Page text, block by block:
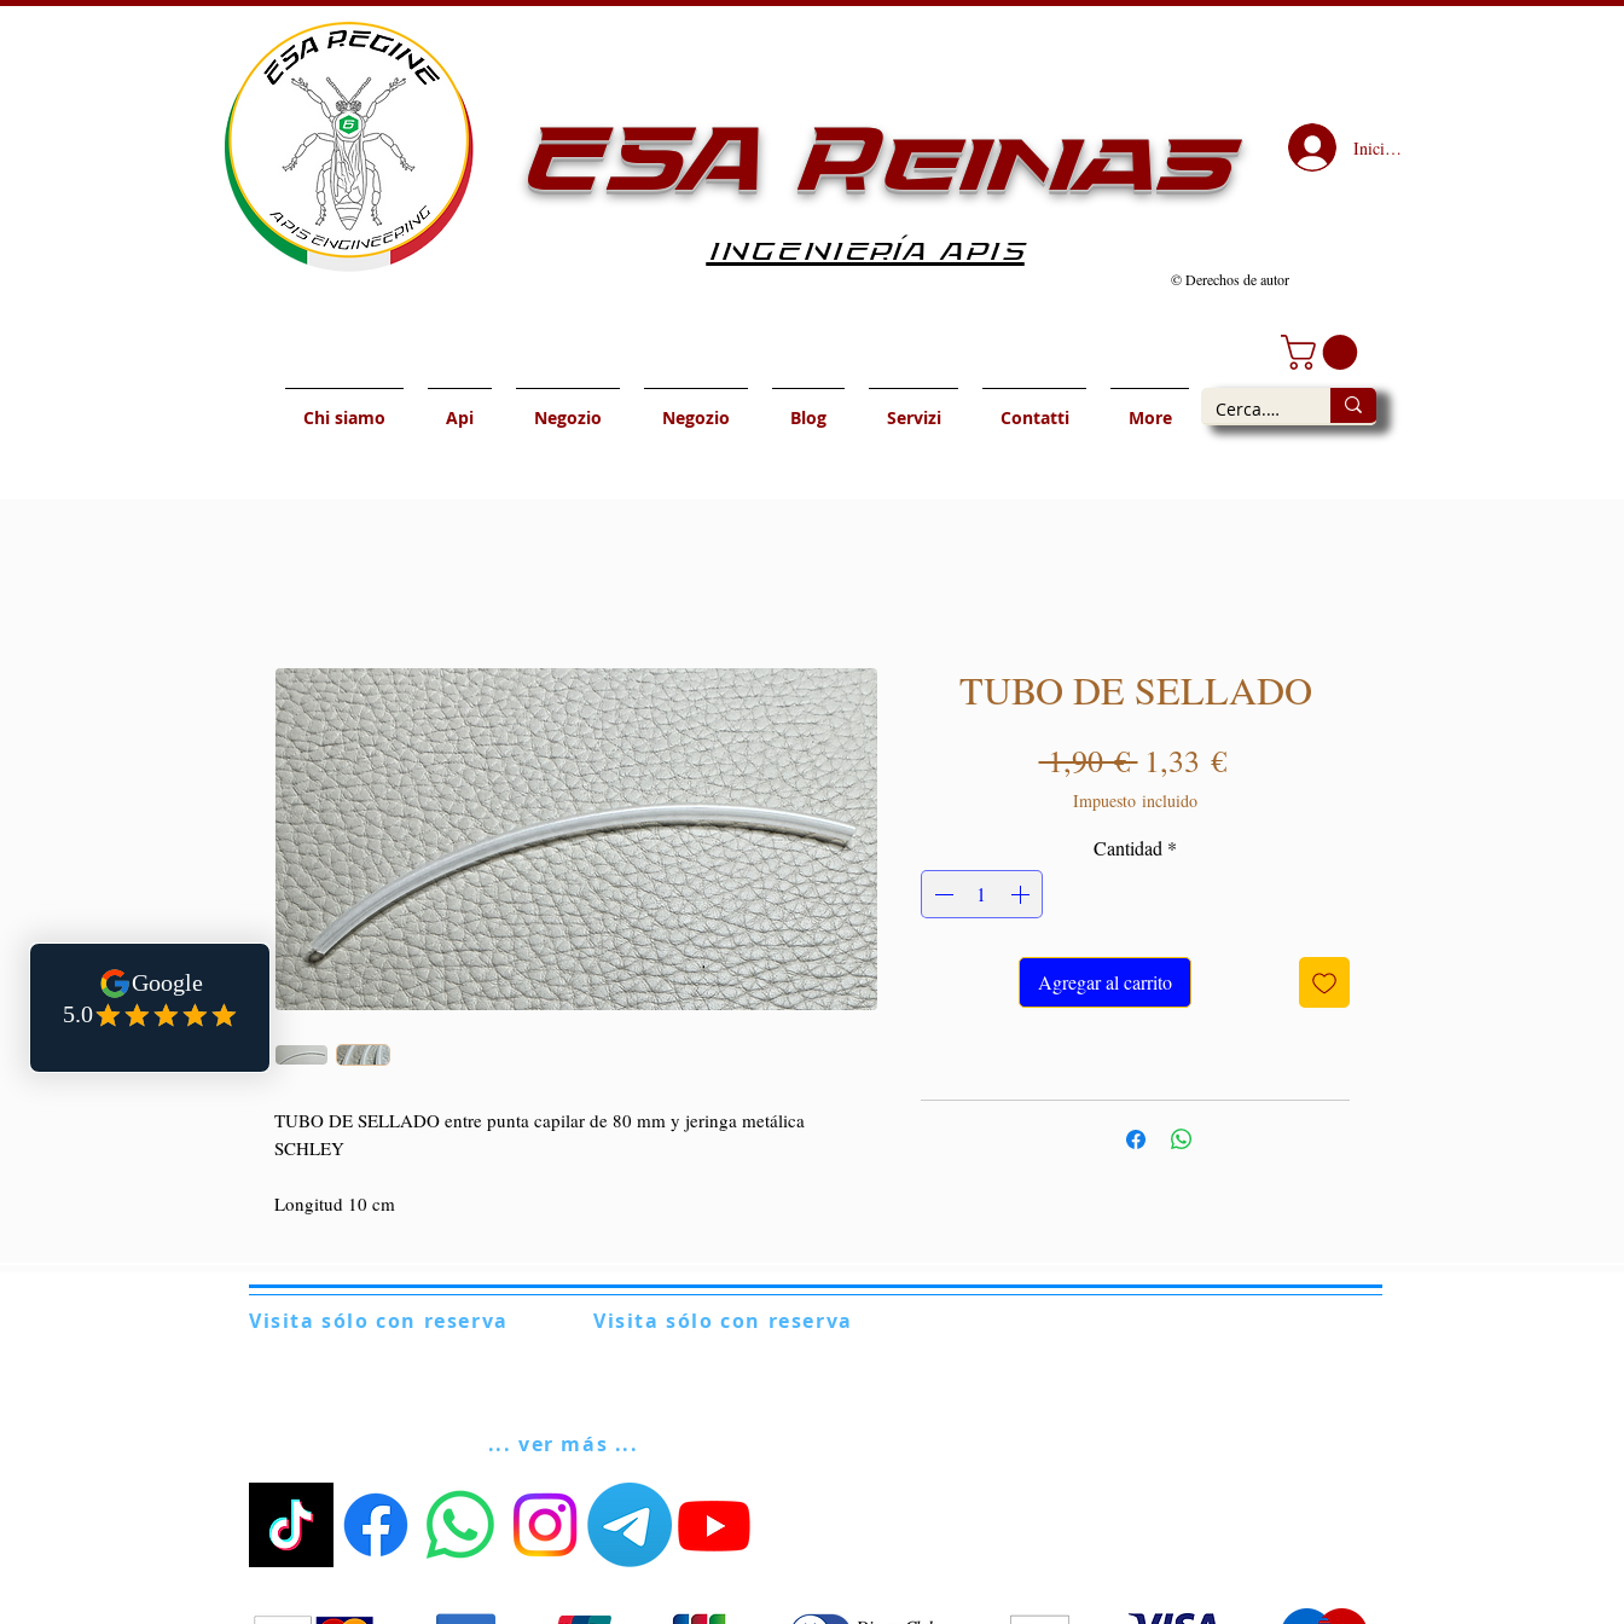
ESA Reinas
INGENIERÍA APIS
Iniciar sesión
© Derechos de autor
Chi siamo Api Negozio Negozio Blog Servizi Contatti More
TUBO DE SELLADO entre punta capilar de 80 mm y jeringa metálica
SCHLEY
Longitud 10 cm
TUBO DE SELLADO
1,90 € Precio
1,33 €Precio de oferta
Impuesto incluido
Cantidad *
Agregar al carrito
Visita sólo con reserva
... ver más ...
Visita sólo con reserva